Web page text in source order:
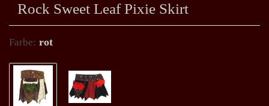
Rock Sweet Leaf Pixie Skirt
Farbe: rot